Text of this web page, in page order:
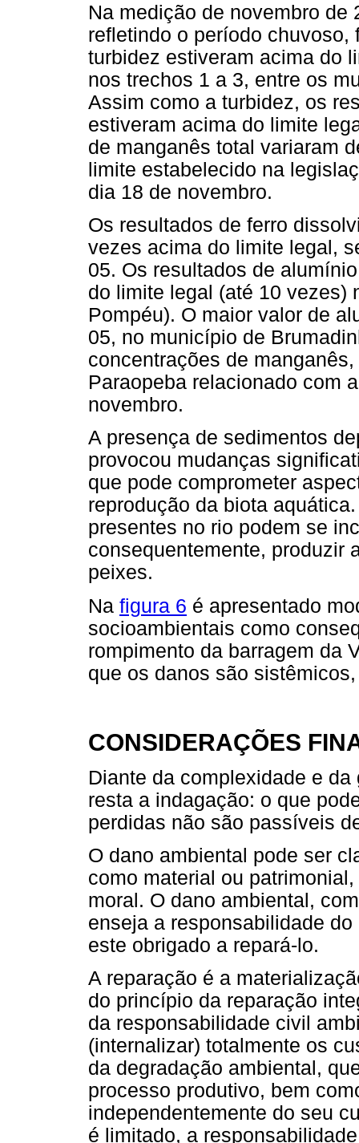
Na medição de novembro de
refletindo o período
turbidez estiveram acima do
nos trechos 1 a 3, entre os
Assim como a turbidez, os
estiveram acima do limite
de manganês total variaram
limite estabelecido na
dia 18 de novembro.
Os resultados de ferro
vezes acima do limite legal,
05. Os resultados de
do limite legal (até 10 vezes)
Pompéu). O maior valor de
05, no município de
concentrações de
Paraopeba relacionado com
novembro.
A presença de sedimentos
provocou mudanças
que pode comprometer
reprodução da biota
presentes no rio podem se
consequentemente, produzir
peixes.
Na figura 6 é apresentado
socioambientais como
rompimento da barragem da
que os danos são
CONSIDERAÇÕES
Diante da complexidade e
resta a indagação: o que
perdidas não são passíveis
O dano ambiental pode ser
como material ou
moral. O dano ambiental,
enseja a responsabilidade
este obrigado a repará-lo.
A reparação é a
do princípio da reparação
da responsabilidade civil
(internalizar) totalmente os
da degradação ambiental,
processo produtivo, bem
independentemente do seu
é limitado, a